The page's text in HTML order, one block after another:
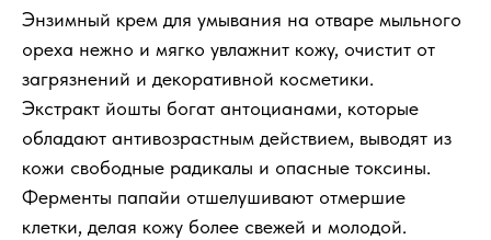
Энзимный крем для умывания на отваре мыльного
ореха нежно и мягко увлажнит кожу, очистит от
загрязнений и декоративной косметики.
Экстракт йошты богат антоцианами, которые
обладают антивозрастным действием, выводят из
кожи свободные радикалы и опасные токсины.
Ферменты папайи отшелушивают отмершие
клетки, делая кожу более свежей и молодой.